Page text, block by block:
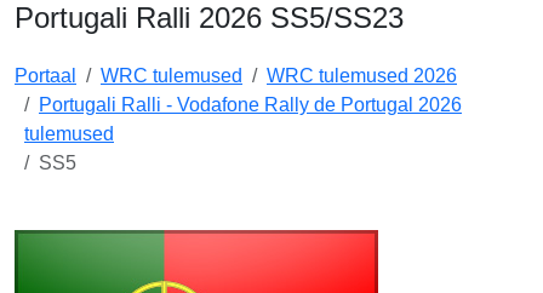
Portugali Ralli 2026 SS5/SS23
Portaal WRC tulemused
WRC tulemused 2026
Portugali Ralli - Vodafone Rally de Portugal 2026
tulemused
SS5